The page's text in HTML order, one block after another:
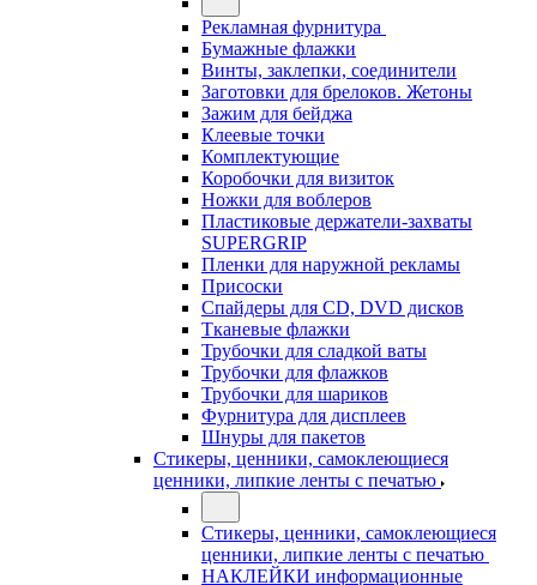
Рекламная фурнитура
Бумажные флажки
Винты, заклепки, соединители
Заготовки для брелоков. Жетоны
Зажим для бейджа
Клеевые точки
Комплектующие
Коробочки для визиток
Ножки для воблеров
Пластиковые держатели-захваты
SUPERGRIP
Пленки для наружной рекламы
Присоски
Спайдеры для CD, DVD дисков
Тканевые флажки
Трубочки для сладкой ваты
Трубочки для флажков
Трубочки для шариков
Фурнитура для дисплеев
Шнуры для пакетов
Стикеры, ценники, самоклеющиеся
ценники, липкие ленты с печатью
Стикеры, ценники, самоклеющиеся
ценники, липкие ленты с печатью
НАКЛЕЙКИ информационные